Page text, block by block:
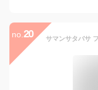
no. 20